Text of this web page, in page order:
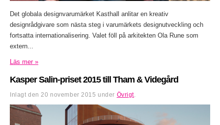
Det globala designvarumärket Kasthall anlitar en kreativ
designrådgivare som nästa steg i varumärkets designutveckling och
fortsatta internationalisering. Valet föll på arkitekten Ola Rune som
extern...
Läs mer »
Kasper Salin-priset 2015 till Tham & Videgård
Inlagt den 20 november 2015 under Övrigt